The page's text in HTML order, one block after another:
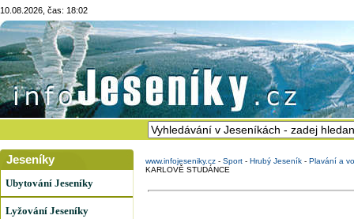
10.08.2026, čas: 18:02
Jeseníky
Ubytování Jeseníky
Lyžování Jeseníky
www.infojeseniky.cz - Sport - Hrubý Jeseník - Plavání a
KARLOVĚ STUDÁNCE